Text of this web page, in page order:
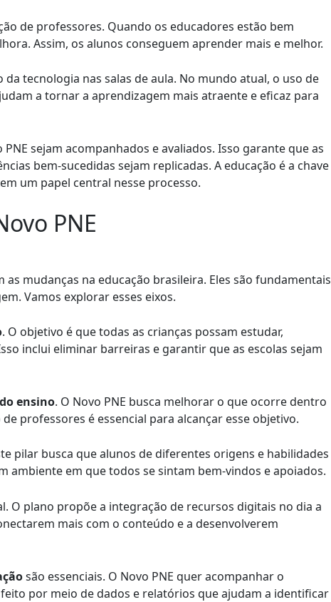
de professores. Quando os educadores estão bem
Assim, os alunos conseguem aprender mais e melhor.
tecnologia nas salas de aula. No mundo atual, o uso de
a tornar a aprendizagem mais atraente e eficaz para
sejam acompanhados e avaliados. Isso garante que as
bem-sucedidas sejam replicadas. A educação é a chave
um papel central nesse processo.
PNE
as mudanças na educação brasileira. Eles são fundamentais
Vamos explorar esses eixos.
. O objetivo é que todas as crianças possam estudar,
inclui eliminar barreiras e garantir que as escolas sejam
ensino. O Novo PNE busca melhorar o que ocorre dentro
professores é essencial para alcançar esse objetivo.
pilar busca que alunos de diferentes origens e habilidades
ambiente em que todos se sintam bem-vindos e apoiados.
O plano propõe a integração de recursos digitais no dia a
mais com o conteúdo e a desenvolverem
são essenciais. O Novo PNE quer acompanhar o
por meio de dados e relatórios que ajudam a identificar